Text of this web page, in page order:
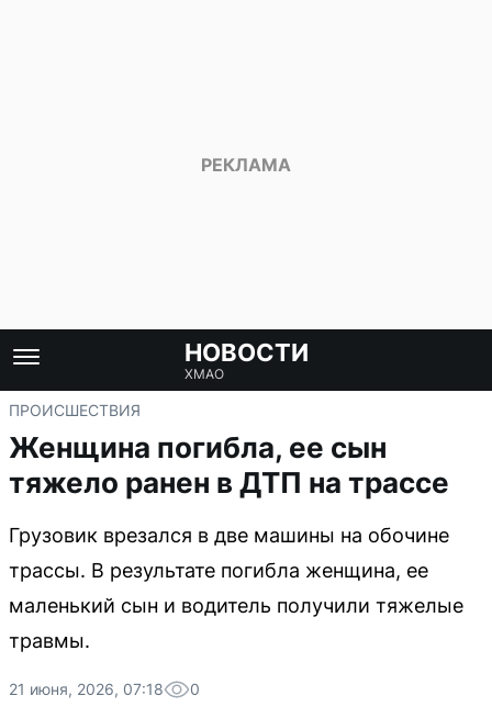
НОВОСТИ
ХМАО
ПРОИСШЕСТВИЯ
Женщина погибла, ее сын
тяжело ранен в ДТП на трассе
Грузовик врезался в две машины на обочине
трассы. В результате погибла женщина, ее
маленький сын и водитель получили тяжелые
травмы.
21 июня, 2026, 07:18 0